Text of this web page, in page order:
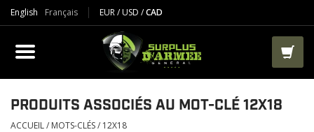
English Français EUR/USD /CAD
PRODUIT
VÊTEMENTS
BOTTES
PRODUITS ASSOCIÉS AU MOT-CLÉ 12X18
ACCUEIL/ MOTS-CLÉS/ 12X18